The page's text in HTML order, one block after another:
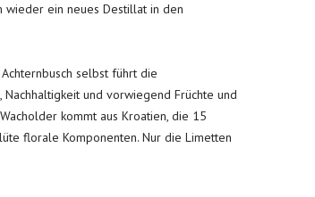
wieder ein neues Destillat in den
selbst führt die
und vorwiegend Früchte und
kommt aus Kroatien, die 15
florale Komponenten. Nur die Limetten